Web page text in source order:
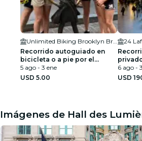
Recorrido autoguiado en
bicicleta o a pie por el
Puente de Brooklyn
5 ago - 3 ene
USD 5.00
24
un
6 ago -
USD
Imágenes de Hall des